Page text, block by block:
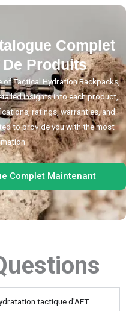
Complet
Produits
of Tactical Hydration Backpacks,
insights into each product,
ratings, warranties, and
to provide you with the most
Complet Maintenant
tactique d'AET